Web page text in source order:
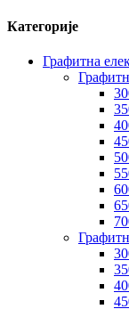
Категорије
Графитна